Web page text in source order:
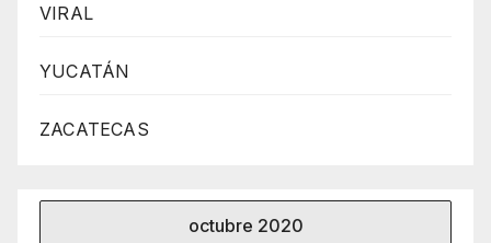
VIRAL
YUCATÁN
ZACATECAS
octubre 2020